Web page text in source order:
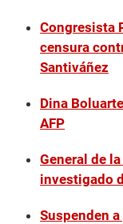
Congresista
censura
Santiváñez
Dina
AFP
General de
investigado
Suspenden